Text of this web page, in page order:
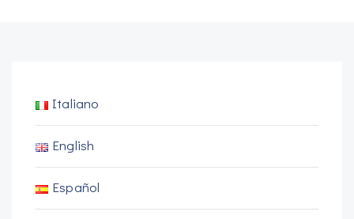
Italiano
English
Español